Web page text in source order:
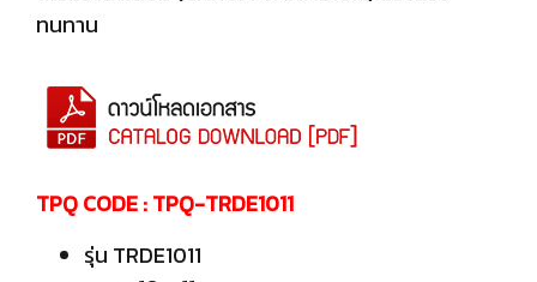
ทนทาน
TPQ CODE : TPQ-TRDE1011
รุ่น TRDE1011